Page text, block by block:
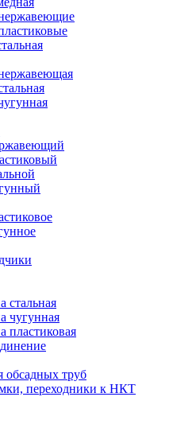
стальная
чугунная
пластиковая
труб
переходники к НКТ